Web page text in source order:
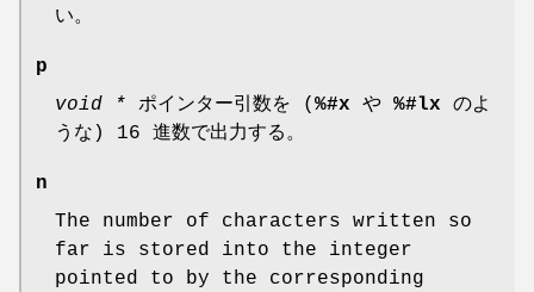
い。
p
void * ポインター引数を ( %#x や %#lx のよ
うな) 16 進数で出力する。
n
The number of characters written so
far is stored into the integer
pointed to by the corresponding